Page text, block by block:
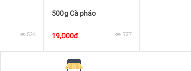
524
500g Cà pháo
19,000đ 577